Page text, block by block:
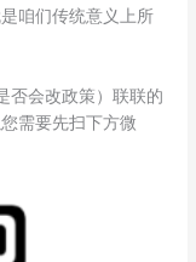
咱们传统意义上所
否会改政策）联联的
需要先扫下方微